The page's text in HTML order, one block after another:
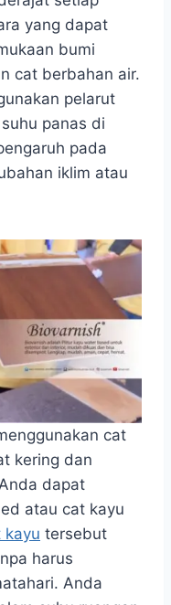
yang dapat
bumi
cat berbahan air.
pelarut
panas di
pada
iklim atau
cat
kering dan
dapat
atau cat kayu
kayu tersebut
harus
Anda